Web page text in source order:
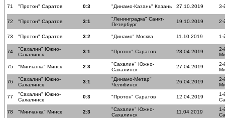
71 "Протон" Саратов 0:3 "Динамо-Казань" Казань 27.10.2019 3-
72 "Протон" Саратов 3:1
"Ленинградка" Санкт-
Петербург
19.10.2019 2-
73 "Протон" Саратов 3:2 "Динамо" Москва 11.10.2019 1-
74
"Сахалин" Южно-
Сахалинск
3:1 "Протон" Саратов 28.04.2019
2-
75 "Минчанка" Минск 2:3
"Сахалин" Южно-
Сахалинск
27.04.2019
2-
76
"Сахалин" Южно-
Сахалинск
3:1
"Динамо-Метар"
Челябинск
26.04.2019
2-
77
"Сахалин" Южно-
Сахалинск
0:3 "Протон" Саратов 12.04.2019
1-
78 "Минчанка" Минск 2:3
"Сахалин" Южно-
Сахалинск
11.04.2019
1-